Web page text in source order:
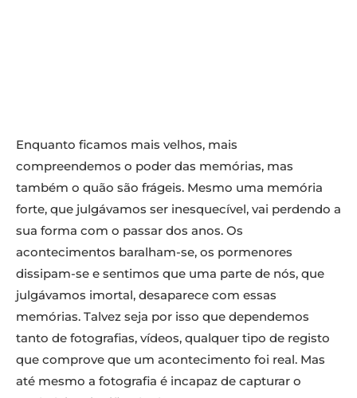
Enquanto ficamos mais velhos, mais
compreendemos o poder das memórias, mas
também o quão são frágeis. Mesmo uma memória
forte, que julgávamos ser inesquecível, vai perdendo a
sua forma com o passar dos anos. Os
acontecimentos baralham-se, os pormenores
dissipam-se e sentimos que uma parte de nós, que
julgávamos imortal, desaparece com essas
memórias. Talvez seja por isso que dependemos
tanto de fotografias, vídeos, qualquer tipo de registo
que comprove que um acontecimento foi real. Mas
até mesmo a fotografia é incapaz de capturar o